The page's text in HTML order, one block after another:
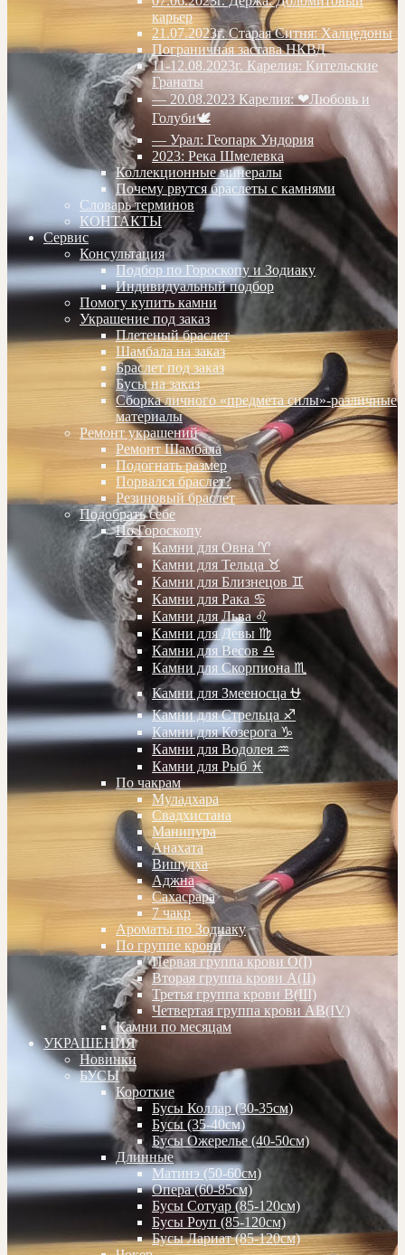
карьер
21.07.2023г. Старая Ситня: Халцедоны
Пограничная застава НКВД
11-12.08.2023г. Карелия: Кительские
Гранаты
— 20.08.2023 Карелия: ❤Любовь и
Голуби🕊
— Урал: Геопарк Ундория
2023: Река Шмелевка
Коллекционные минералы
Почему рвутся браслеты с камнями
Словарь терминов
КОНТАКТЫ
Сервис
Консультация
Подбор по Гороскопу и Зодиаку
Индивидуальный подбор
Помогу купить камни
Украшение под заказ
Плетеный браслет
Шамбала на заказ
Браслет под заказ
Бусы на заказ
Сборка личного «предмета силы»-различные
материалы
Ремонт украшений
Ремонт Шамбала
Подогнать размер
Порвался браслет?
Резиновый браслет
Подобрать себе
По Гороскопу
Камни для Овна ♈️
Камни для Тельца ♉️
Камни для Близнецов ♊️
Камни для Рака ♋️
Камни для Льва ♌️
Камни для Девы ♍️
Камни для Весов ♎️
Камни для Скорпиона ♏️
Камни для Змееносца ⛎
Камни для Стрельца ♐️
Камни для Козерога ♑️
Камни для Водолея ♒️
Камни для Рыб ♓️
По чакрам
Муладхара
Свадхистана
Манипура
Анахата
Вишудха
Аджна
Сахасрара
7 чакр
Ароматы по Зодиаку
По группе крови
Первая группа крови О(I)
Вторая группа крови А(II)
Третья группа крови В(III)
Четвертая группа крови АВ(IV)
Камни по месяцам
УКРАШЕНИЯ
Новинки
БУСЫ
Короткие
Бусы Коллар (30-35см)
Бусы (35-40см)
Бусы Ожерелье (40-50см)
Длинные
Матинэ (50-60см)
Опера (60-85см)
Бусы Сотуар (85-120см)
Бусы Роуп (85-120см)
Бусы Лариат (85-120см)